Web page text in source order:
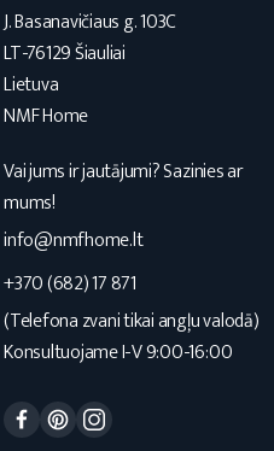
J. Basanavičiaus g. 103C
LT-76129 Šiauliai
Lietuva
NMF Home
Vai jums ir jautājumi? Sazinies ar
mums!
info@nmfhome.lt
+370 (682) 17 871
(Telefona zvani tikai angļu valodā)
Konsultuojame I-V 9:00-16:00
Facebook
Pinterest